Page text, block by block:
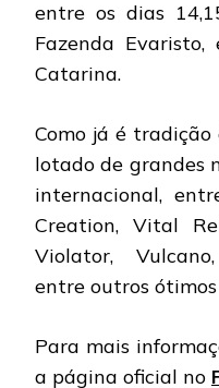
entre os dias
Fazenda
Catarina.
Como já é
lotado de grandes
internacional,
Creation, Vital
Violator,
entre outros ótimos
Para mais
a página oficial no